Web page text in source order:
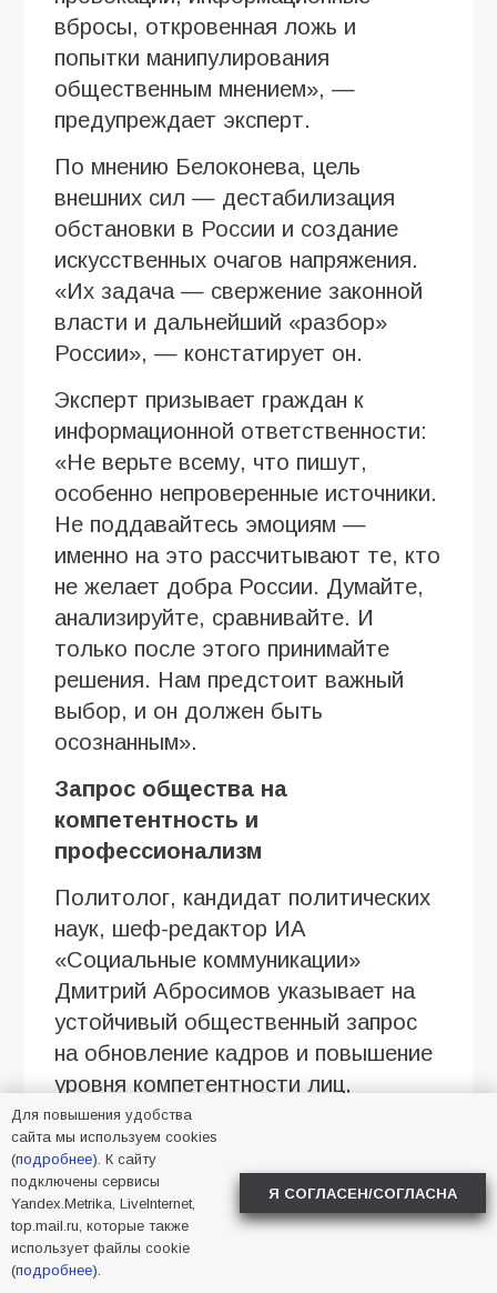
вбросы, откровенная ложь и
попытки манипулирования
общественным мнением», —
предупреждает эксперт.
По мнению Белоконева, цель
внешних сил — дестабилизация
обстановки в России и создание
искусственных очагов напряжения.
«Их задача — свержение законной
власти и дальнейший «разбор»
России», — констатирует он.
Эксперт призывает граждан к
информационной ответственности:
«Не верьте всему, что пишут,
особенно непроверенные источники.
Не поддавайтесь эмоциям —
именно на это рассчитывают те, кто
не желает добра России. Думайте,
анализируйте, сравнивайте. И
только после этого принимайте
решения. Нам предстоит важный
выбор, и он должен быть
осознанным».
Запрос общества на
компетентность и
профессионализм
Политолог, кандидат политических
наук, шеф-редактор ИА
«Социальные коммуникации»
Дмитрий Абросимов указывает на
устойчивый общественный запрос
на обновление кадров и повышение
уровня компетентности лиц,
принимающих решения.
«Этот тренд учли некоторые
партии: «Единая Россия» в
Ростовской области планирует
заменить четырёх из пяти
депутатов по одномандатным
Для повышения удобства
сайта мы используем cookies
(подробнее). К сайту
подключены сервисы
Yandex.Metrika, LiveInternet,
top.mail.ru, которые также
использует файлы cookie
(подробнее).
Я СОГЛАСЕН/СОГЛАСНА